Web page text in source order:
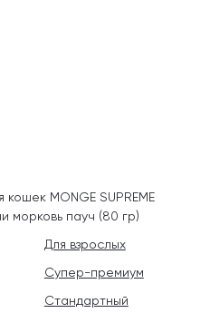
MONGE SUPREME
морковь пауч (80 гр)
Для взрослых
Супер-премиум
Стандартный